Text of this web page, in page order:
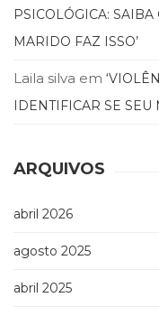
PSICOLÓGICA:
MARIDO FAZ ISSO’
Laila silva em
IDENTIFICAR SE SEU
ARQUIVOS
abril 2026
agosto 2025
abril 2025